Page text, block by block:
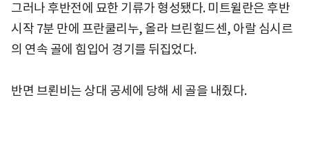
그러나 후반전에 묘한 기류가 형성됐다. 미트윌란은 후반
시작 7분 만에 프란쿨리누, 올라 브린힐드센, 아랄 심시르
의 연속 골에 힘입어 경기를 뒤집었다.
반면 브뢴비는 상대 공세에 당해 세 골을 내줬다.